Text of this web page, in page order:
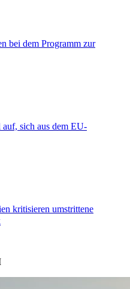
bei dem Programm zur
sich aus dem EU-
kritisieren umstrittene